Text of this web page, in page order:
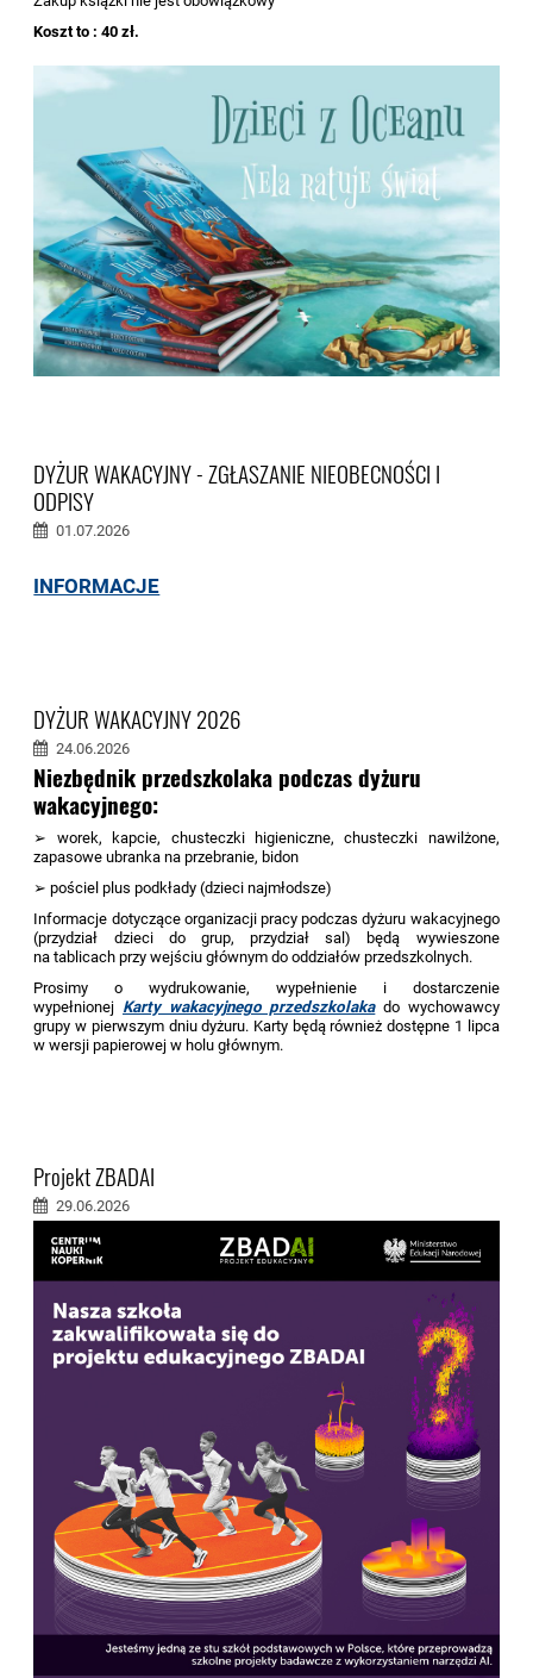
Koszt to : 40 zł.
DYŻUR WAKACYJNY - ZGŁASZANIE NIEOBECNOŚCI I
ODPISY
01.07.2026
INFORMACJE
DYŻUR WAKACYJNY 2026
24.06.2026
Niezbędnik przedszkolaka podczas dyżuru
wakacyjnego:
➢ worek, kapcie, chusteczki higieniczne, chusteczki nawilżone,
zapasowe ubranka na przebranie, bidon
➢ pościel plus podkłady (dzieci najmłodsze)
Informacje dotyczące organizacji pracy podczas dyżuru wakacyjnego
(przydział dzieci do grup, przydział sal) będą wywieszone
na tablicach przy wejściu głównym do oddziałów przedszkolnych.
Prosimy o wydrukowanie, wypełnienie i dostarczenie
wypełnionej Karty wakacyjnego przedszkolaka do wychowawcy
grupy w pierwszym dniu dyżuru. Karty będą również dostępne 1 lipca
w wersji papierowej w holu głównym.
Projekt ZBADAI
29.06.2026